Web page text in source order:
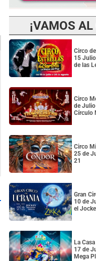
¡VAMOS
Circo
15
de las
Circo
de
Círculo
Circo
25 de
21
Gran
10 de
el
La
17 de
Mega